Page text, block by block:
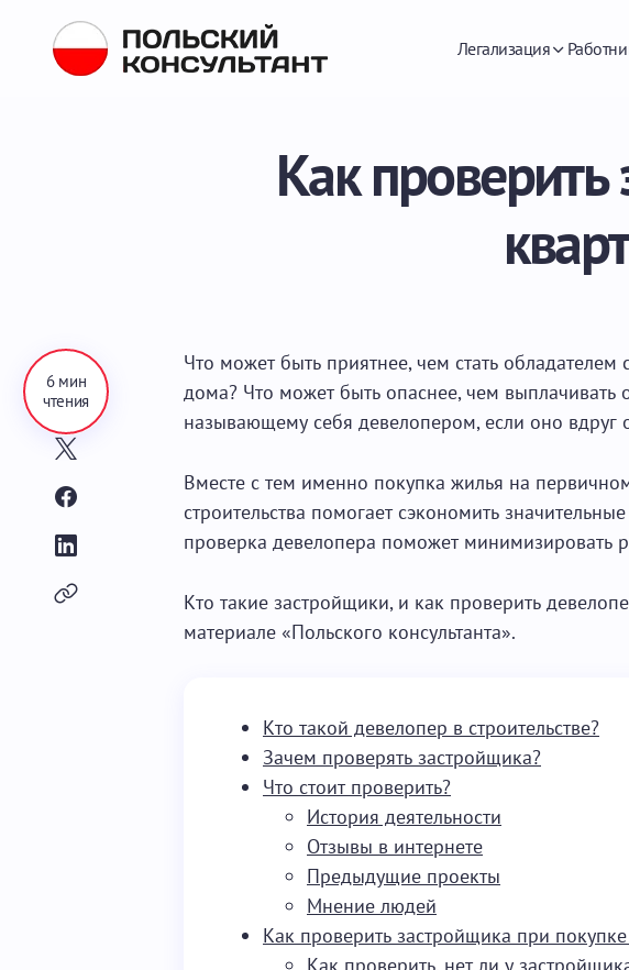
Легализация
Как
6 мин
чтения
Что может быть приятнее, чем стать обладателем
дома? Что может быть опаснее, чем
называющему себя девелопером, если оно
Вместе с тем именно покупка жилья на
строительства помогает сэкономить
проверка девелопера поможет минимизировать
Кто такие застройщики, и как проверить
материале «Польского консультанта».
Кто такой девелопер в строительстве?
Зачем проверять застройщика?
Что стоит проверить?
История деятельности
Отзывы в интернете
Предыдущие проекты
Мнение людей
Как проверить застройщика при